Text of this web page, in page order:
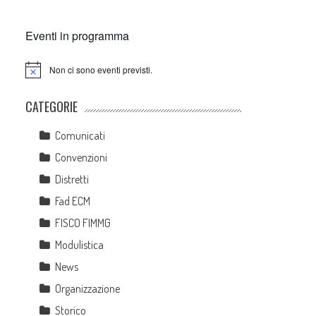
Eventi in programma
Notice Non ci sono eventi previsti.
CATEGORIE
Comunicati
Convenzioni
Distretti
Fad ECM
FISCO FIMMG
Modulistica
News
Organizzazione
Storico